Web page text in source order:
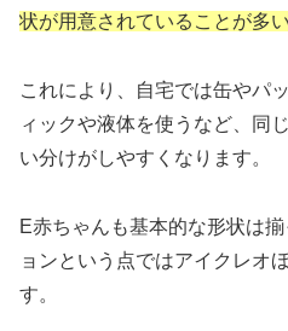
状が用意されていることが多い
これにより、自宅では缶やパ
ィックや液体を使うなど、同
い分けがしやすくなります。
E赤ちゃんも基本的な形状は
ョンという点ではアイクレオ
す。